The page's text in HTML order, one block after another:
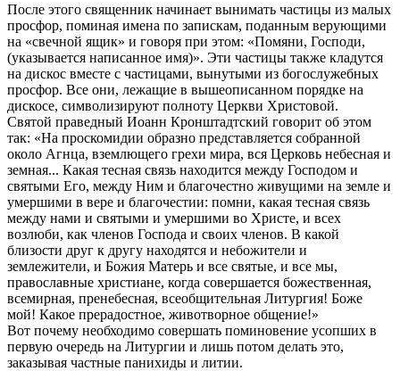
После этого священник начинает вынимать частицы из малых
просфор, поминая имена по запискам, поданным верующими
на «свечной ящик» и говоря при этом: «Помяни, Господи,
(указывается написанное имя)». Эти частицы также кладутся
на дискос вместе с частицами, вынутыми из богослужебных
просфор. Все они, лежащие в вышеописанном порядке на
дискосе, символизируют полноту Церкви Христовой.
Святой праведный Иоанн Кронштадтский говорит об этом
так: «На проскомидии образно представляется собранной
около Агнца, вземлющего грехи мира, вся Церковь небесная и
земная... Какая тесная связь находится между Господом и
святыми Его, между Ним и благочестно живущими на земле и
умершими в вере и благочестии: помни, какая тесная связь
между нами и святыми и умершими во Христе, и всех
возлюби, как членов Господа и своих членов. В какой
близости друг к другу находятся и небожители и
землежители, и Божия Матерь и все святые, и все мы,
православные христиане, когда совершается божественная,
всемирная, пренебесная, всеобщительная Литургия! Боже
мой! Какое прерадостное, животворное общение!»
Вот почему необходимо совершать поминовение усопших в
первую очередь на Литургии и лишь потом делать это,
заказывая частные панихиды и литии.